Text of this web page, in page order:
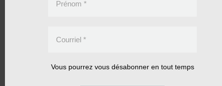
On grandit, on s’adjoint des collaborateurs, on devient
Jean-Yves Dionne
Prénom *
Courriel *
Vous pourrez vous désabonner en tout temps